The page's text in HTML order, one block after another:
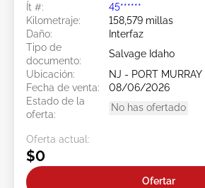
Ít #:
45******
Kilometraje:
158,579 millas
Daño:
Interfaz
Tipo de
documento:
Salvage Idaho
Ubicación:
NJ - PORT MURRAY
Fecha de venta:
08/06/2026
Estado de la
oferta:
No has ofertado
Oferta actual:
$0
Ofertar